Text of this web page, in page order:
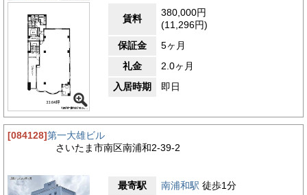
賃料
380,000円
(11,296円)
保証金
5ヶ月
礼金
2.0ヶ月
入居時期
即日
[084128]第一大雄ビル
さいたま市南区南浦和2-39-2
最寄駅 南浦和駅 徒歩1分